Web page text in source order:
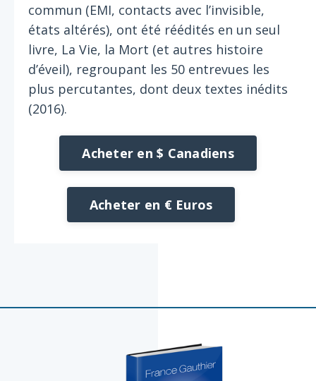
commun (EMI, contacts avec l’invisible,
états altérés), ont été réédités en un seul
livre, La Vie, la Mort (et autres histoire
d’éveil), regroupant les 50 entrevues les
plus percutantes, dont deux textes inédits
(2016).
Acheter en $ Canadiens
Acheter en € Euros